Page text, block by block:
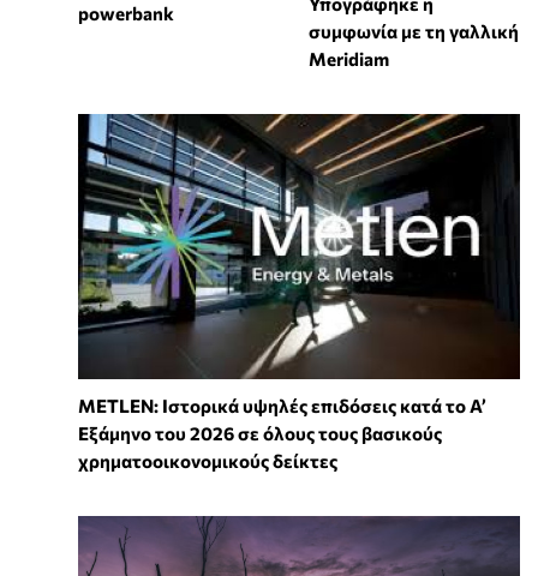
powerbank
συμφωνία με τη γαλλική
Meridiam
METLEN: Ιστορικά υψηλές επιδόσεις κατά το Α’
Εξάμηνο του 2026 σε όλους τους βασικούς
χρηματοοικονομικούς δείκτες